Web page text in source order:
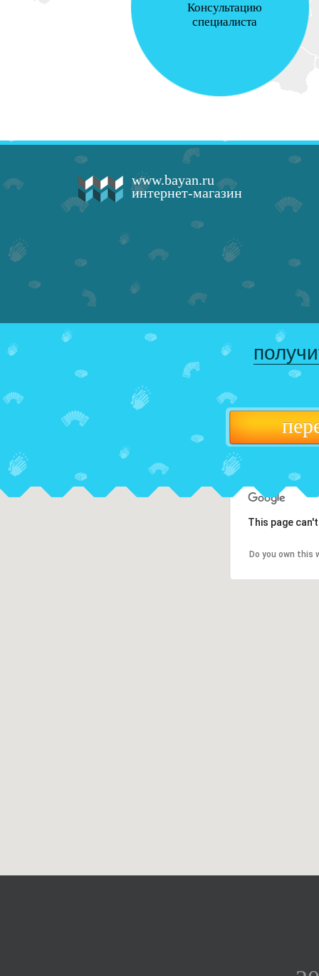
Консультацию
специалиста
www.bayan.ru
интернет-магазин
This page
Do you own this